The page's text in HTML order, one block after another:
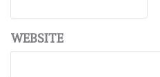
WEBSITE